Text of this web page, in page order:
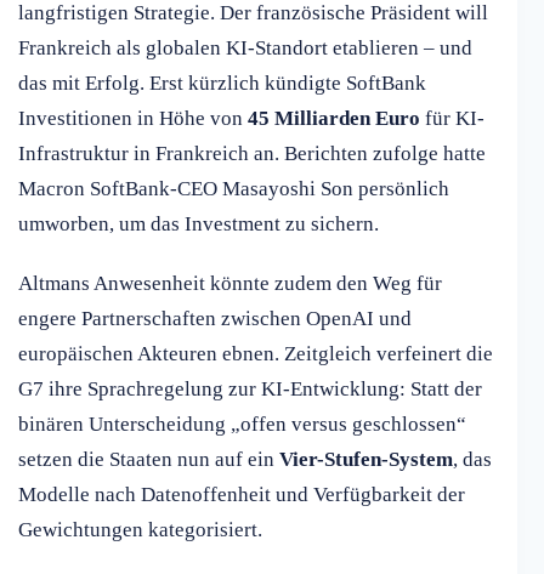
langfristigen Strategie. Der französische Präsident will
Frankreich als globalen KI-Standort etablieren – und
das mit Erfolg. Erst kürzlich kündigte SoftBank
Investitionen in Höhe von 45 Milliarden Euro für KI-
Infrastruktur in Frankreich an. Berichten zufolge hatte
Macron SoftBank-CEO Masayoshi Son persönlich
umworben, um das Investment zu sichern.
Altmans Anwesenheit könnte zudem den Weg für
engere Partnerschaften zwischen OpenAI und
europäischen Akteuren ebnen. Zeitgleich verfeinert die
G7 ihre Sprachregelung zur KI-Entwicklung: Statt der
binären Unterscheidung „offen versus geschlossen“
setzen die Staaten nun auf ein Vier-Stufen-System, das
Modelle nach Datenoffenheit und Verfügbarkeit der
Gewichtungen kategorisiert.